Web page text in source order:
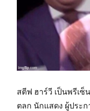
สตีฟ ฮาร์วี เป็นพรีเซ็
ตลก นักแสดง ผู้ประ